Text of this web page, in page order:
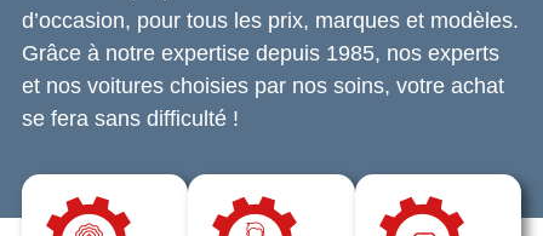
d’occasion, pour tous les prix, marques et modèles.
Grâce à notre expertise depuis 1985, nos experts
et nos voitures choisies par nos soins, votre achat
se fera sans difficulté !